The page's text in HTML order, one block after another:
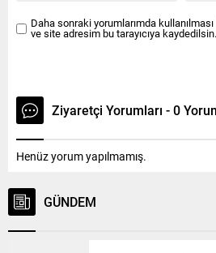
Daha sonraki yorumlarımda
ve site adresim bu tarayıcıya kaydedilsin.
Ziyaretçi Yorumları - 0
Henüz yorum yapılmamış.
GÜNDEM